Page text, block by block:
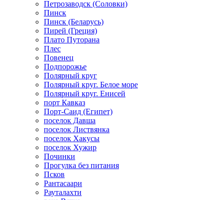
Петрозаводск (Соловки)
Пинск
Пинск (Беларусь)
Пирей (Греция)
Плато Путорана
Плес
Повенец
Подпорожье
Полярный круг
Полярный круг. Белое море
Полярный круг. Енисей
порт Кавказ
Порт-Саид (Египет)
поселок Давша
поселок Листвянка
поселок Хакусы
поселок Хужир
Починки
Прогулка без питания
Псков
Рантасаари
Рауталахти